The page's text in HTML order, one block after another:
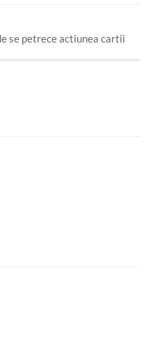
se petrece actiunea cartii